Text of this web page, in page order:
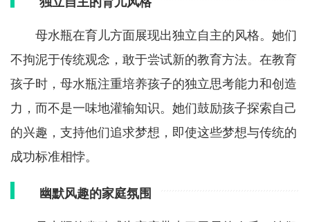
母水瓶在育儿方面展现出独立自主的风格。她们
不拘泥于传统观念，敢于尝试新的教育方法。在教育
孩子时，母水瓶注重培养孩子的独立思考能力和创造
力，而不是一味地灌输知识。她们鼓励孩子探索自己
的兴趣，支持他们追求梦想，即使这些梦想与传统的
成功标准相悖。
幽默风趣的家庭氛围